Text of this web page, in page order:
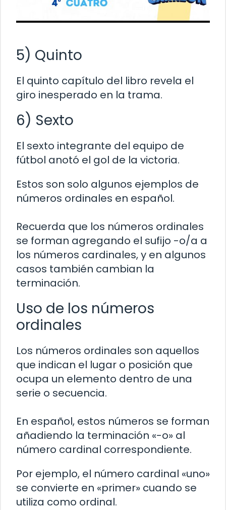
5) Quinto
El quinto capítulo del libro revela el
giro inesperado en la trama.
6) Sexto
El sexto integrante del equipo de
fútbol anotó el gol de la victoria.
Estos son solo algunos ejemplos de
números ordinales en español.
Recuerda que los números ordinales
se forman agregando el sufijo -o/a a
los números cardinales, y en algunos
casos también cambian la
terminación.
Uso de los números
ordinales
Los números ordinales son aquellos
que indican el lugar o posición que
ocupa un elemento dentro de una
serie o secuencia.
En español, estos números se forman
añadiendo la terminación «-o» al
número cardinal correspondiente.
Por ejemplo, el número cardinal «uno»
se convierte en «primer» cuando se
utiliza como ordinal.